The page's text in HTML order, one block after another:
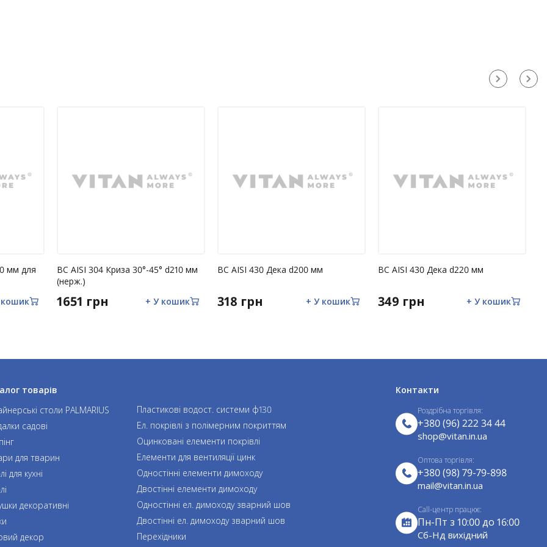
до конструкції виробу, наявність
сили (пожежа, блискавка, повінь,
мм для
ВС AISI 304 Криза 30°-45° d210 мм
(нерж.)
1651 грн + У кошик
ВС AISI 430 Дека d200 мм
318 грн + У кошик
ВС AISI 430 Дека d220 мм
349 грн + У кошик
товарів
столи PALMARIUS
садові
для тварин
для кухні
декоративні
декор
Пластикові водост. системи ф130
Ел. покрівлі з полімерним покриттям
Оцинковані елементи покрівлі
Елементи для вентиляції цинк
Одностінні елементи димоходу
Двостінні елементи димоходу
Одностінні ел. димоходу зварний шов
Двостінні ел. димоходу зварний шов
Перехідники
Контакти
Роздрібна торгівля:
+380 (96) 222 34 44
shop@vitan.in.ua
Оптова торгівля:
+380 (98) 79-79-898
mail@vitan.in.ua
Call-центр працює:
Пн-Пт з 10:00 до 16:00
Cб-Нд вихідний